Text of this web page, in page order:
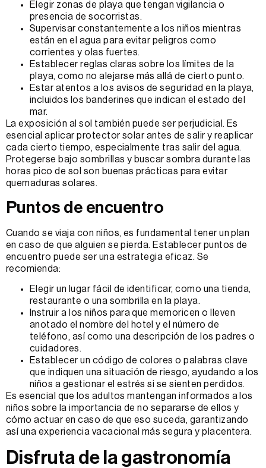
Elegir zonas de playa que tengan vigilancia o
presencia de socorristas.
Supervisar constantemente a los niños mientras
están en el agua para evitar peligros como
corrientes y olas fuertes.
Establecer reglas claras sobre los límites de la
playa, como no alejarse más allá de cierto punto.
Estar atentos a los avisos de seguridad en la playa,
incluidos los banderines que indican el estado del
mar.
La exposición al sol también puede ser perjudicial. Es
esencial aplicar protector solar antes de salir y reaplicar
cada cierto tiempo, especialmente tras salir del agua.
Protegerse bajo sombrillas y buscar sombra durante las
horas pico de sol son buenas prácticas para evitar
quemaduras solares.
Puntos de encuentro
Cuando se viaja con niños, es fundamental tener un plan
en caso de que alguien se pierda. Establecer puntos de
encuentro puede ser una estrategia eficaz. Se
recomienda:
Elegir un lugar fácil de identificar, como una tienda,
restaurante o una sombrilla en la playa.
Instruir a los niños para que memoricen o lleven
anotado el nombre del hotel y el número de
teléfono, así como una descripción de los padres o
cuidadores.
Establecer un código de colores o palabras clave
que indiquen una situación de riesgo, ayudando a los
niños a gestionar el estrés si se sienten perdidos.
Es esencial que los adultos mantengan informados a los
niños sobre la importancia de no separarse de ellos y
cómo actuar en caso de que eso suceda, garantizando
así una experiencia vacacional más segura y placentera.
Disfruta de la gastronomía